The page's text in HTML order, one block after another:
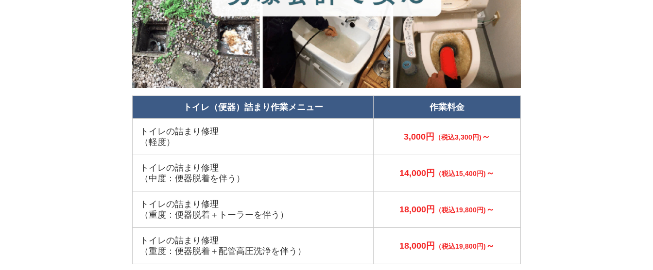
トイレ（便器）詰まり作業メニュー 作業料金
トイレの詰まり修理
（軽度）
3,000円 （税込3,300円) ～
トイレの詰まり修理
（中度：便器脱着を伴う）
14,000円 （税込15,400円) ～
トイレの詰まり修理
（重度：便器脱着＋トーラーを伴う）
18,000円 （税込19,800円) ～
トイレの詰まり修理
（重度：便器脱着＋配管高圧洗浄を伴う）
18,000円 （税込19,800円) ～